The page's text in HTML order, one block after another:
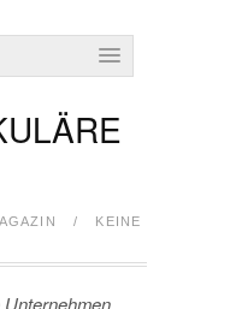
/
KEINE
Unternehmen